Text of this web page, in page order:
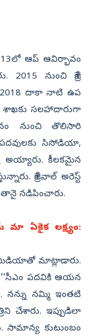
ఆప్‌ ఆవిర్భావం
నుంచి కేజ్రీ
2018 దాకా నాటి ఉప
సలహాదారుగా
నుంచి తొలిసారి
సిసోడియా,
అయ్యారు. కీలకమైన
కేజ్రీవాల్‌ అరెస్ట్‌
తానై నడిపించారు.
మా ఏకైక లక్ష్యం:
మీడియాతో మాట్లాడారు.
‘‘సీఎం పదవికి ఆయన
నమ్మి ఇంతటి
చేశారు. ఇప్పుడిలా
కుటుంబం